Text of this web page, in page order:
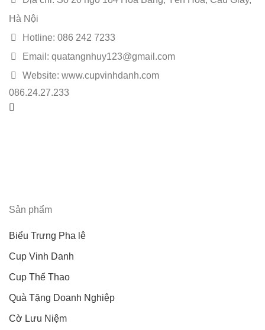
Hà Nội
Hotline: 086 242 7233
Email: quatangnhuy123@gmail.com
Website: www.cupvinhdanh.com
086.24.27.233
Sản phẩm
Biểu Trưng Pha lê
Cup Vinh Danh
Cup Thể Thao
Quà Tặng Doanh Nghiệp
Cờ Lưu Niệm